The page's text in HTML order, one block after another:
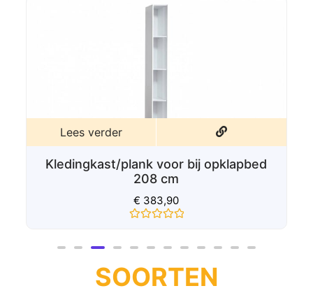
Lees verder
Kledingkast/plank voor bij opklapbed
208 cm
€ 383,90
uit
SOORTEN